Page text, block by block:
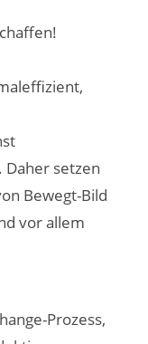
setzen
Bewegt-Bild
vor allem
Prozess,